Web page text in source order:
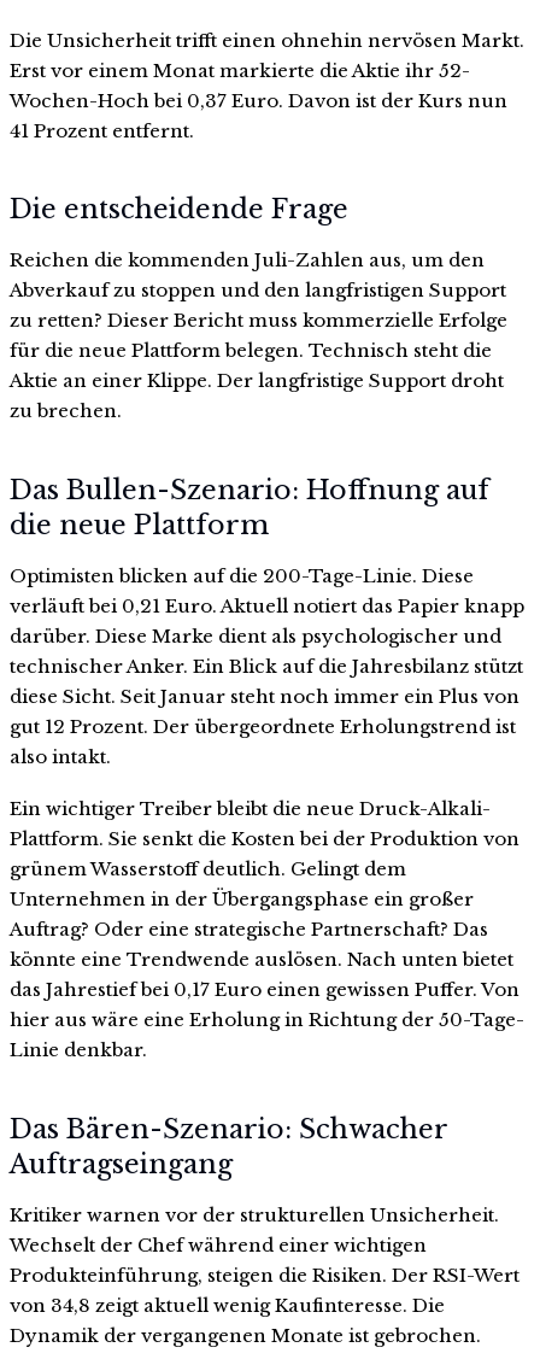
Die Unsicherheit trifft einen ohnehin nervösen Markt.
Erst vor einem Monat markierte die Aktie ihr 52-
Wochen-Hoch bei 0,37 Euro. Davon ist der Kurs nun
41 Prozent entfernt.
Die entscheidende Frage
Reichen die kommenden Juli-Zahlen aus, um den
Abverkauf zu stoppen und den langfristigen Support
zu retten? Dieser Bericht muss kommerzielle Erfolge
für die neue Plattform belegen. Technisch steht die
Aktie an einer Klippe. Der langfristige Support droht
zu brechen.
Das Bullen-Szenario: Hoffnung auf
die neue Plattform
Optimisten blicken auf die 200-Tage-Linie. Diese
verläuft bei 0,21 Euro. Aktuell notiert das Papier knapp
darüber. Diese Marke dient als psychologischer und
technischer Anker. Ein Blick auf die Jahresbilanz stützt
diese Sicht. Seit Januar steht noch immer ein Plus von
gut 12 Prozent. Der übergeordnete Erholungstrend ist
also intakt.
Ein wichtiger Treiber bleibt die neue Druck-Alkali-
Plattform. Sie senkt die Kosten bei der Produktion von
grünem Wasserstoff deutlich. Gelingt dem
Unternehmen in der Übergangsphase ein großer
Auftrag? Oder eine strategische Partnerschaft? Das
könnte eine Trendwende auslösen. Nach unten bietet
das Jahrestief bei 0,17 Euro einen gewissen Puffer. Von
hier aus wäre eine Erholung in Richtung der 50-Tage-
Linie denkbar.
Das Bären-Szenario: Schwacher
Auftragseingang
Kritiker warnen vor der strukturellen Unsicherheit.
Wechselt der Chef während einer wichtigen
Produkteinführung, steigen die Risiken. Der RSI-Wert
von 34,8 zeigt aktuell wenig Kaufinteresse. Die
Dynamik der vergangenen Monate ist gebrochen.